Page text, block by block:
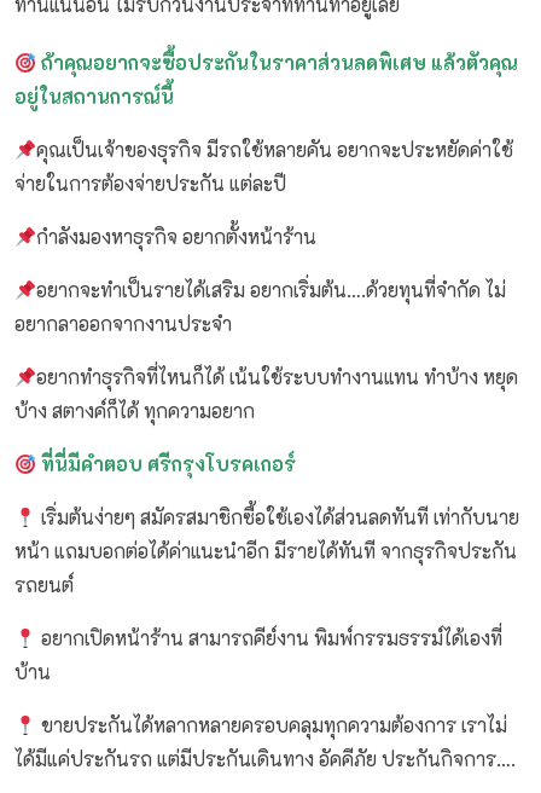
ถ้าคุณอยากจะซื้อประกันในราคาส่วนลดพิเศษ แล้วตัวคุณ
อยู่ในสถานการณ์นี้
คุณเป็นเจ้าของธุรกิจ มีรถใช้หลายคัน อยากจะประหยัดค่าใช้
จ่ายในการต้องจ่ายประกัน แต่ละปี
กำลังมองหาธุรกิจ อยากตั้งหน้าร้าน
อยากจะทำเป็นรายได้เสริม อยากเริ่มต้น….ด้วยทุนที่จำกัด ไม่
อยากลาออกจากงานประจำ
อยากทำธุรกิจที่ไหนก็ได้ เน้นใช้ระบบทำงานแทน ทำบ้าง หยุด
บ้าง สตางค์ก็ได้ ทุกความอยาก
ที่นี่มีคำตอบ ศรีกรุงโบรคเกอร์
เริ่มต้นง่ายๆ สมัครสมาชิกซื้อใช้เองได้ส่วนลดทันที เท่ากับนาย
หน้า แถมบอกต่อได้ค่าแนะนำอีก มีรายได้ทันที จากธุรกิจประกัน
รถยนต์
อยากเปิดหน้าร้าน สามารถคีย์งาน พิมพ์กรรมธรรม์ได้เองที่
บ้าน
ขายประกันได้หลากหลายครอบคลุมทุกความต้องการ เราไม่
ได้มีแค่ประกันรถ แต่มีประกันเดินทาง อัคคีภัย ประกันกิจการ….